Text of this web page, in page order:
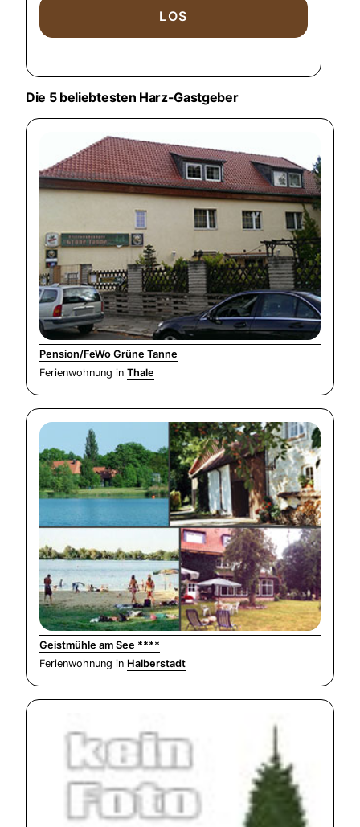
Die 5 beliebtesten Harz-Gastgeber
Pension/FeWo Grüne Tanne
Ferienwohnung in Thale
Geistmühle am See ****
Ferienwohnung in Halberstadt